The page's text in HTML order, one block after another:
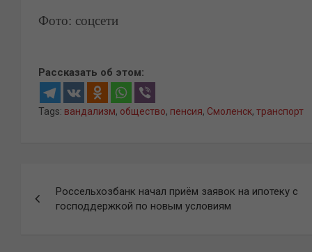
Фото: соцсети
Рассказать об этом:
Tags: вандализм, общество, пенсия, Смоленск, транспорт
по
Россельхозбанк начал приём заявок на ипотеку с
господдержкой по новым условиям